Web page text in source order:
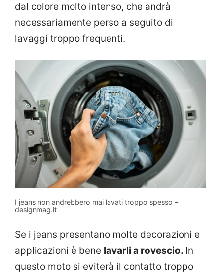
dal colore molto intenso, che andrà
necessariamente perso a seguito di
lavaggi troppo frequenti.
I jeans non andrebbero mai lavati troppo spesso –
designmag.it
Se i jeans presentano molte decorazioni e
applicazioni è bene lavarli a rovescio. In
questo moto si eviterà il contatto troppo